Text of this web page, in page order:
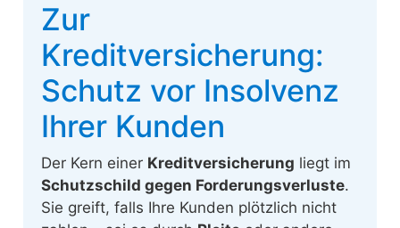
Zur
Kreditversicherung:
Schutz vor Insolvenz
Ihrer Kunden
Der Kern einer Kreditversicherung liegt im
Schutzschild gegen Forderungsverluste.
Sie greift, falls Ihre Kunden plötzlich nicht